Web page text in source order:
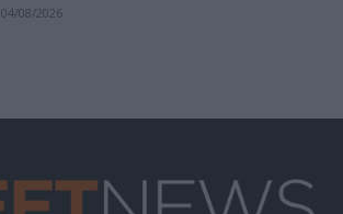
04/08/2026